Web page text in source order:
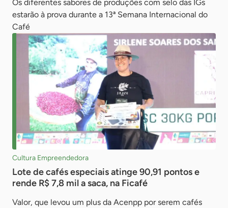
Os diferentes sabores de produções com selo das IGs
estarão à prova durante a 13ª Semana Internacional do
Café
Cultura Empreendedora
Lote de cafés especiais atinge 90,91 pontos e
rende R$ 7,8 mil a saca, na Ficafé
Valor, que levou um plus da Acenpp por serem cafés